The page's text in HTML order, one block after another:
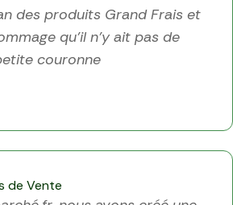
des produits Grand Frais et
qu’il n’y ait pas de
couronne
de Vente